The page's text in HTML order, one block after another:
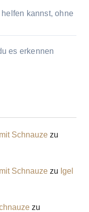
kannst, ohne
es erkennen
Schnauzezu
Schnauzezu Igel
zu